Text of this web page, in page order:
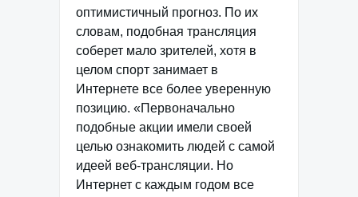
оптимистичный прогноз. По их
словам, подобная трансляция
соберет мало зрителей, хотя в
целом спорт занимает в
Интернете все более уверенную
позицию. «Первоначально
подобные акции имели своей
целью ознакомить людей с самой
идеей веб-трансляции. Но
Интернет с каждым годом все